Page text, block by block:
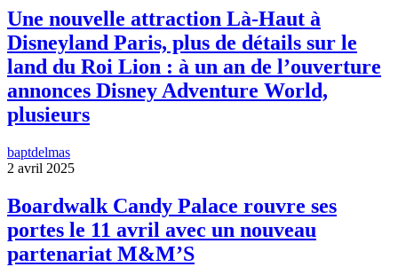
Une nouvelle attraction Là-Haut à
Disneyland Paris, plus de détails sur le
land du Roi Lion : à un an de l’ouverture
annonces Disney Adventure World,
plusieurs
baptdelmas
2 avril 2025
Boardwalk Candy Palace rouvre ses
portes le 11 avril avec un nouveau
partenariat M&M’S